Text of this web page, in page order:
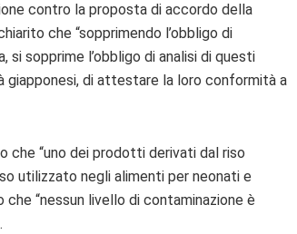
contro la proposta di accordo della
che “sopprimendo l’obbligo di
sopprime l’obbligo di analisi di questi
giapponesi, di attestare la loro conformità a
che “uno dei prodotti derivati dal riso
utilizzato negli alimenti per neonati e
“nessun livello di contaminazione è